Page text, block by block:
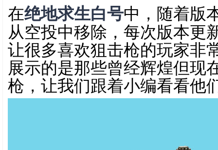
在绝地求生白号中，随着版
从空投中移除，每次版本更
让很多喜欢狙击枪的玩家非
展示的是那些曾经辉煌但现
枪，让我们跟着小编看看他